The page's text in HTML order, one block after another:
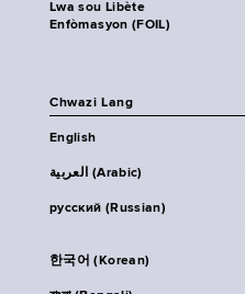
Lwa sou Libète
Enfòmasyon (FOIL)
Chwazi Lang
English
العربية (Arabic)
русский (Russian)
한국어 (Korean)